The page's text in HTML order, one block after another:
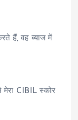
हैं, वह ब्याज में
मेरा CIBIL स्कोर